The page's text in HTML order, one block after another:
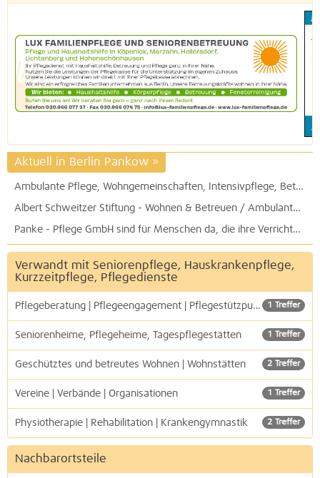
Aktuell in Berlin Pankow »
Ambulante Pflege, Wohngemeinschaften, Intensivpflege, Betreutes Wohnen: A&S Nachbarschaftspflege GmbH in Berlin-Karlshorst
Albert Schweitzer Stiftung - Wohnen & Betreuen / Ambulanter Pflegedienst
Panke - Pflege GmbH sind für Menschen da, die ihre Verrichtungen des täglichen Lebens teilweise oder nicht mehr bewältigen können
Verwandt mit Seniorenpflege, Hauskrankenpflege,
Kurzzeitpflege, Pflegedienste
1 Treffer
Pflegeberatung | Pflegeengagement | Pflegestützpunkte
1 Treffer
Seniorenheime, Pflegeheime, Tagespflegestätten
2 Treffer
Geschütztes und betreutes Wohnen | Wohnstätten
1 Treffer
Vereine | Verbände | Organisationen
2 Treffer
Physiotherapie | Rehabilitation | Krankengymnastik
Nachbarortsteile